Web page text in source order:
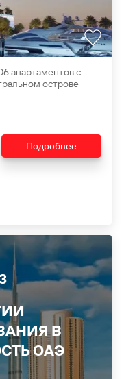
апартаментов c
острове
Подробнее
В
ОАЭ